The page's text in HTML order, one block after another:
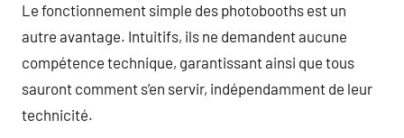
Le fonctionnement simple des photobooths est un
autre avantage. Intuitifs, ils ne demandent aucune
compétence technique, garantissant ainsi que tous
sauront comment s’en servir, indépendamment de leur
technicité.